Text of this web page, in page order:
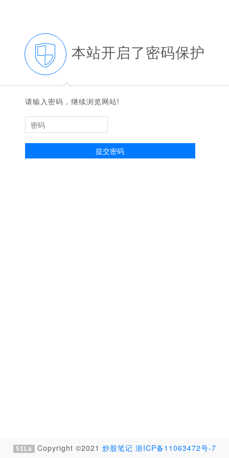
本站开启了密码保护
◆
◆
请输入密码，继续浏览网站!
提交密码
51La Copyright ©2021 炒股笔记 浙ICP备11063472号-7